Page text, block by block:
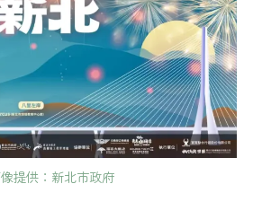
提供：新北市政府